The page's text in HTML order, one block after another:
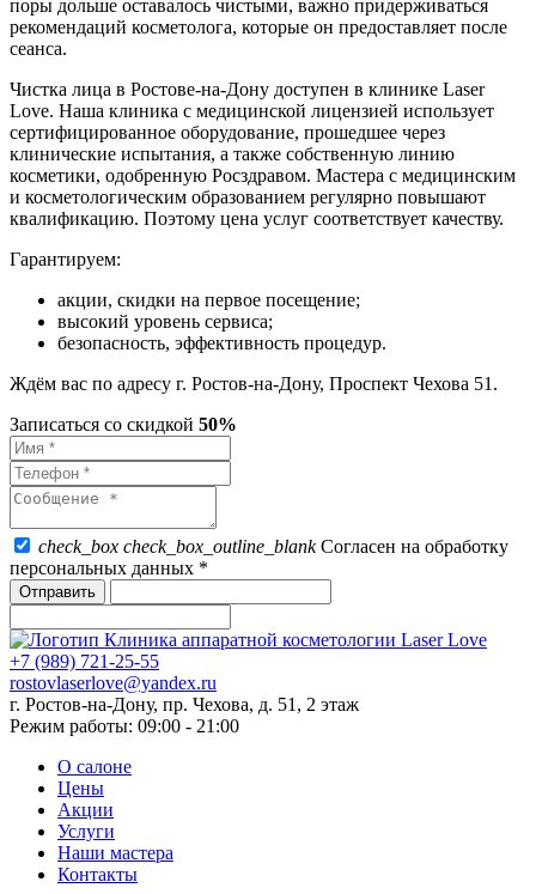
поры дольше оставалось чистыми, важно придерживаться
рекомендаций косметолога, которые он предоставляет после
сеанса.
Чистка лица в Ростове-на-Дону доступен в клинике Laser
Love. Наша клиника с медицинской лицензией использует
сертифицированное оборудование, прошедшее через
клинические испытания, а также собственную линию
косметики, одобренную Росздравом. Мастера с медицинским
и косметологическим образованием регулярно повышают
квалификацию. Поэтому цена услуг соответствует качеству.
Гарантируем:
акции, скидки на первое посещение;
высокий уровень сервиса;
безопасность, эффективность процедур.
Ждём вас по адресу г. Ростов-на-Дону, Проспект Чехова 51.
Записаться со скидкой 50%
check_box check_box_outline_blankСогласен на обработку
персональных данных *
+7 (989) 721-25-55
rostovlaserlove@yandex.ru
г. Ростов-на-Дону, пр. Чехова, д. 51, 2 этаж
Режим работы: 09:00 - 21:00
О салоне
Цены
Акции
Услуги
Наши мастера
Контакты